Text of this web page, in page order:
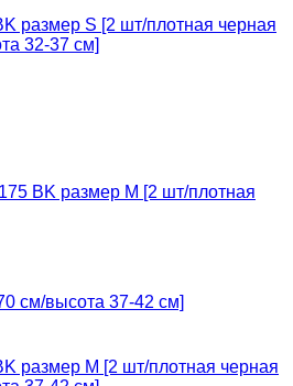
размер S [2 шт/плотная черная
32-37 см]
размер M [2 шт/плотная черная